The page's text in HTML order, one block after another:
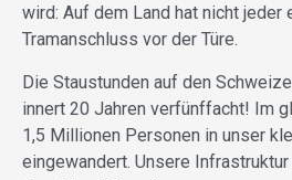
wird: Auf dem Land hat nicht jeder
Tramanschluss vor der Türe.
Die Staustunden auf den
innert 20 Jahren verfünffacht! Im
1,5 Millionen Personen in unser
eingewandert. Unsere